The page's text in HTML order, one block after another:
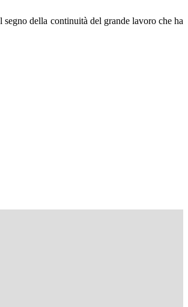
della continuità del grande lavoro che ha